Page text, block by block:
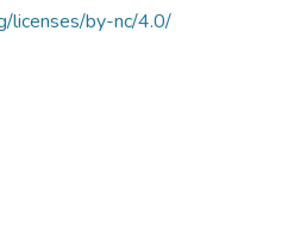
licenses/by-nc/4.0/